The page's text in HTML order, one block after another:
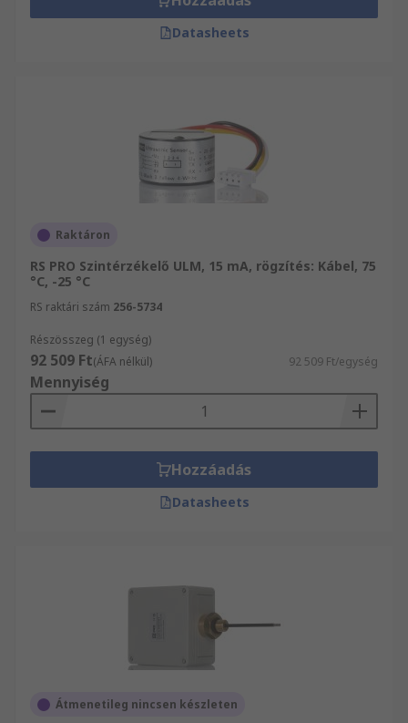
Datasheets
Raktáron
RS PRO Szintérzékelő ULM, 15 mA, rögzítés: Kábel, 75
°C, -25 °C
RS raktári szám 256-5734
Részösszeg (1 egység)
92 509 Ft(ÁFA nélkül) 92 509 Ft/egység
Mennyiség
Hozzáadás
Datasheets
Átmenetileg nincsen készleten